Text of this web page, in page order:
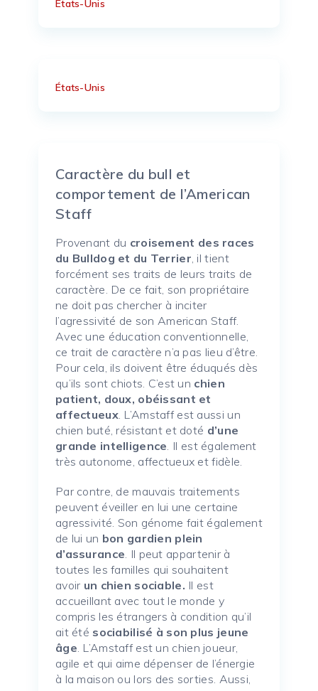
États-Unis
États-Unis
Caractère du bull et
comportement de l’American
Staff
Provenant du croisement des races
du Bulldog et du Terrier, il tient
forcément ses traits de leurs traits de
caractère. De ce fait, son propriétaire
ne doit pas chercher à inciter
l’agressivité de son American Staff.
Avec une éducation conventionnelle,
ce trait de caractère n’a pas lieu d’être.
Pour cela, ils doivent être éduqués dès
qu’ils sont chiots. C’est un chien
patient, doux, obéissant et
affectueux. L’Amstaff est aussi un
chien buté, résistant et doté d’une
grande intelligence. Il est également
très autonome, affectueux et fidèle.
Par contre, de mauvais traitements
peuvent éveiller en lui une certaine
agressivité. Son génome fait également
de lui un bon gardien plein
d’assurance. Il peut appartenir à
toutes les familles qui souhaitent
avoir un chien sociable. Il est
accueillant avec tout le monde y
compris les étrangers à condition qu’il
ait été sociabilisé à son plus jeune
âge. L’Amstaff est un chien joueur,
agile et qui aime dépenser de l’énergie
à la maison ou lors des sorties. Aussi,